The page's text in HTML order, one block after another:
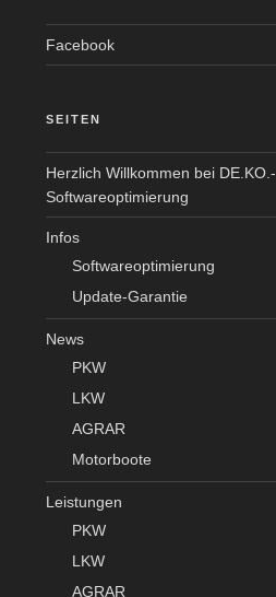
Facebook
SEITEN
Herzlich Willkommen bei DE.KO.-
Softwareoptimierung
Infos
Softwareoptimierung
Update-Garantie
News
PKW
LKW
AGRAR
Motorboote
Leistungen
PKW
LKW
AGRAR